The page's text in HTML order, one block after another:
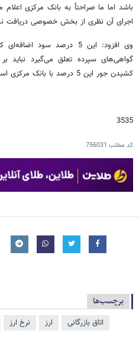
باشد اما ما صراحتاً به بانک مرکزی
اجرای آن نظری از بخش خصوصی دریافت
وی افزود: این 5 درصد
گواهی‌های سپرده تعلق می‌گیرد نباید
کشیدن جور این 5 درصد با بانک مرکزی است.
3535
کد مطلب 756031
برچسب‌ها
اتاق بازرگانی ارز نرخ ارز